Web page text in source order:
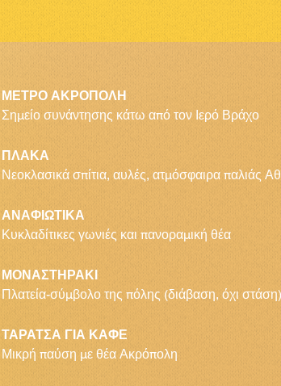
ΜΕΤΡΟ ΑΚΡΟΠΟΛΗ
Σημείο συνάντησης κάτω από τον Ιερό Βράχο
ΠΛΑΚΑ
Νεοκλασικά σπίτια, αυλές, ατμόσφαιρα παλιάς
ΑΝΑΦΙΩΤΙΚΑ
Κυκλαδίτικες γωνιές και πανοραμική θέα
ΜΟΝΑΣΤΗΡΑΚΙ
Πλατεία-σύμβολο της πόλης (διάβαση, όχι στάση)
ΤΑΡΑΤΣΑ ΓΙΑ ΚΑΦΕ
Μικρή παύση με θέα Ακρόπολη